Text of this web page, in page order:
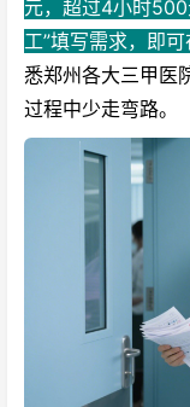
元，超过4小时
工”填写需求，即
悉郑州各大三甲医
过程中少走弯路。